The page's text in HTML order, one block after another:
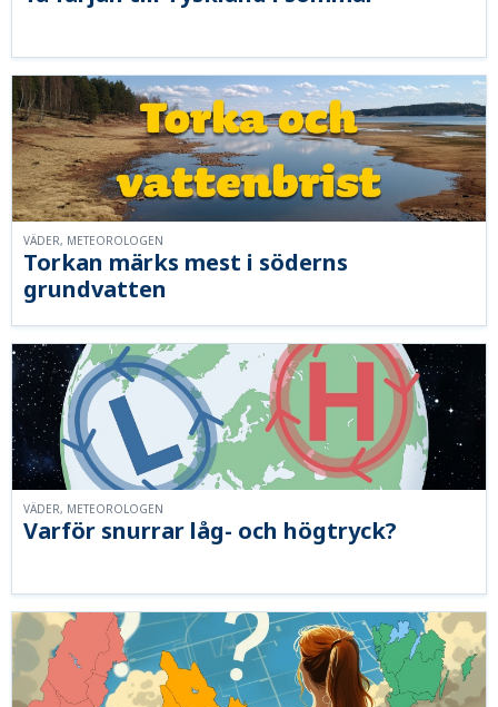
Torkan märks mest i söderns
grundvatten
VÄDER, METEOROLOGEN
Varför snurrar låg- och högtryck?
VÄDER, METEOROLOGEN